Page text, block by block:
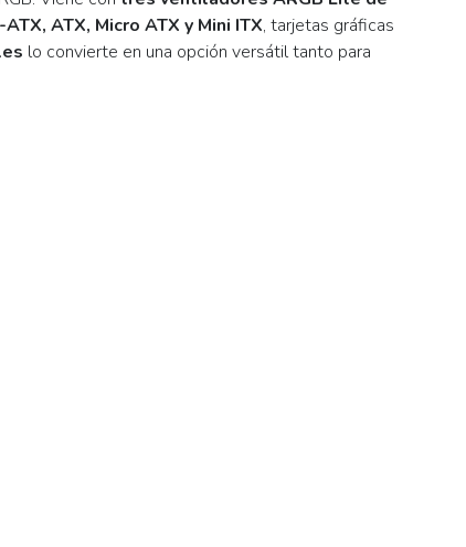
ATX, ATX, Micro ATX y Mini ITX, tarjetas gráficas
lo convierte en una opción versátil tanto para